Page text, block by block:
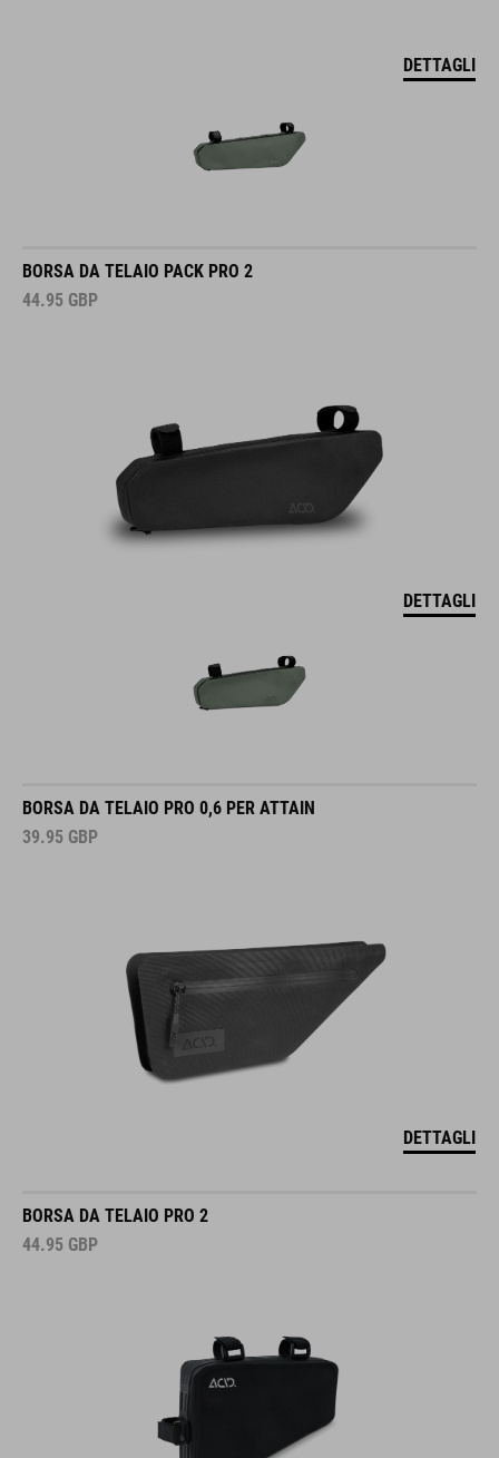
DETTAGLI
BORSA DA TELAIO PACK PRO 2
44.95 GBP
DETTAGLI
BORSA DA TELAIO PRO 0,6 PER ATTAIN
39.95 GBP
DETTAGLI
BORSA DA TELAIO PRO 2
44.95 GBP